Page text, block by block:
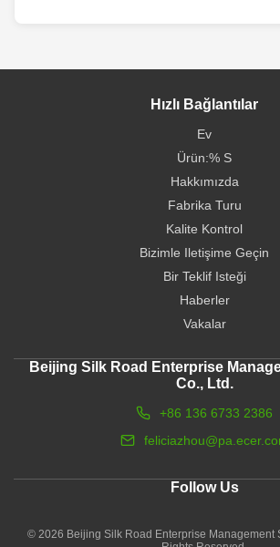
Hızlı Bağlantılar
Ev
Ürün:% S
Hakkımızda
Fabrika Turu
Kalite Kontrol
Bizimle Iletişime Geçin
Bir Teklif Isteği
Haberler
Vakalar
Beijing Silk Road Enterprise
Co., Ltd.
+86 136 6733 2386
Follow Us
© 2026 Beijing Silk Road Enterprise Management